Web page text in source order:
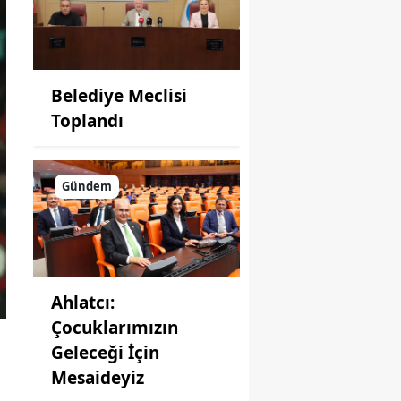
Belediye Meclisi
Toplandı
Gündem
Ahlatcı:
Çocuklarımızın
Geleceği İçin
Mesaideyiz